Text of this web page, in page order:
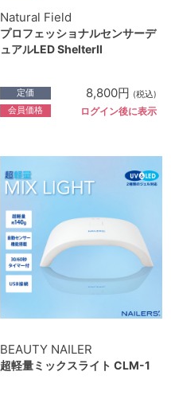
Natural Field
プロフェッショナルセンサーデ
ュアルLED ShelterⅡ
定価 8,800円 (税込)
会員価格 ログイン後に表示
BEAUTY NAILER
超軽量ミックスライト CLM-1